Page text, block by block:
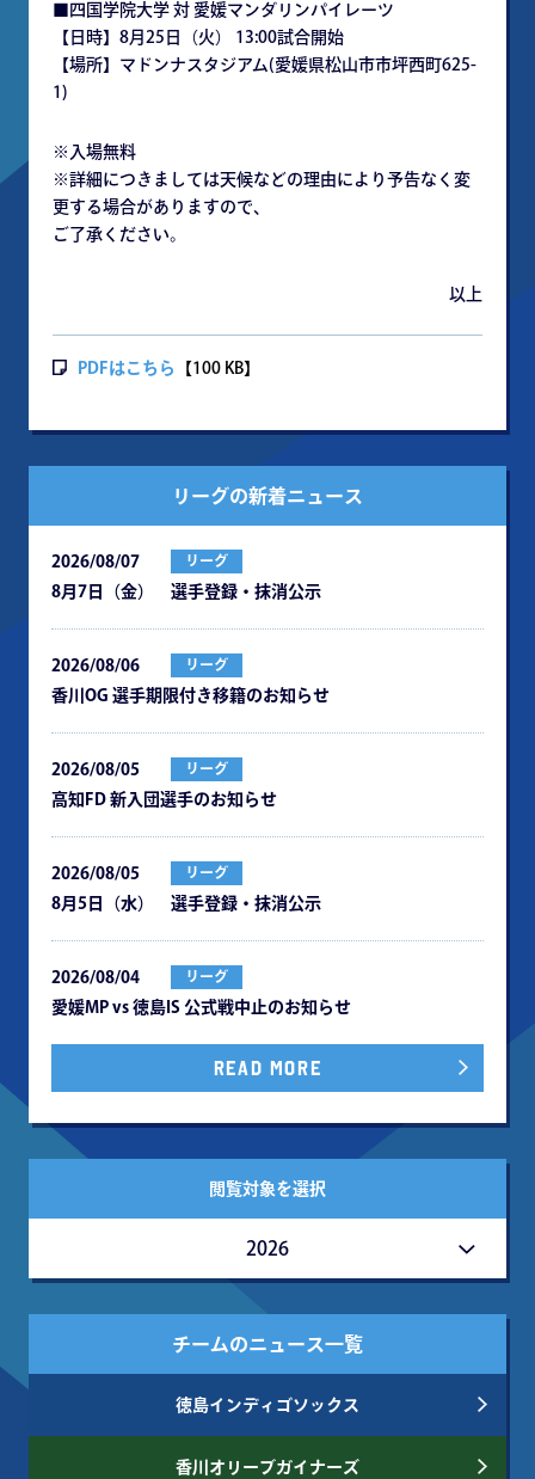
■四国学院大学 対 愛媛マンダリンパイレーツ
【日時】8月25日（火） 13:00試合開始
【場所】マドンナスタジアム(愛媛県松山市市坪西町625-
1)
※入場無料
※詳細につきましては天候などの理由により予告なく変
更する場合がありますので、
ご了承ください。
以上
PDFはこちら 【100 KB】
リーグの新着ニュース
2026/08/07 リーグ
8月7日（金） 選手登録・抹消公示
2026/08/06 リーグ
⾹川OG 選⼿期限付き移籍のお知らせ
2026/08/05 リーグ
⾼知FD 新⼊団選⼿のお知らせ
2026/08/05 リーグ
8月5日（水） 選手登録・抹消公示
2026/08/04 リーグ
愛媛MP vs 徳島IS 公式戦中⽌のお知らせ
READ MORE
閲覧対象を選択
2026
チームのニュース一覧
徳島インディゴソックス
香川オリーブガイナーズ